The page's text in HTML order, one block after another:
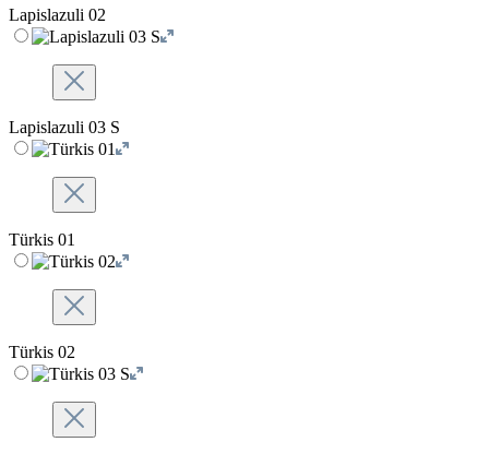
Lapislazuli 02
Lapislazuli 03 S
Türkis 01
Türkis 02